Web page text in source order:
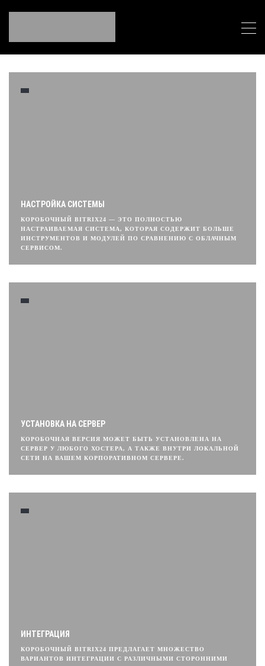
НАСТРОЙКА СИСТЕМЫ
КОРОБОЧНЫЙ BITRIX24 — ЭТО ПОЛНОСТЬЮ
НАСТРАИВАЕМАЯ СИСТЕМА, КОТОРАЯ СОДЕРЖИТ БОЛЬШЕ
ИНСТРУМЕНТОВ И МОДУЛЕЙ ПО СРАВНЕНИЮ С ОБЛАЧНЫМ
СЕРВИСОМ.
УСТАНОВКА НА СЕРВЕР
КОРОБОЧНАЯ ВЕРСИЯ МОЖЕТ БЫТЬ УСТАНОВЛЕНА НА
СЕРВЕР У ЛЮБОГО ХОСТЕРА, А ТАКЖЕ ВНУТРИ ЛОКАЛЬНОЙ
СЕТИ НА ВАШЕМ КОРПОРАТИВНОМ СЕРВЕРЕ.
ИНТЕГРАЦИЯ
КОРОБОЧНЫЙ BITRIX24 ПРЕДЛАГАЕТ МНОЖЕСТВО
ВАРИАНТОВ ИНТЕГРАЦИИ С РАЗЛИЧНЫМИ СТОРОННИМИ